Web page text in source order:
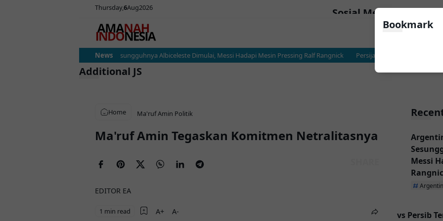
Thursday6Aug2026 Sosial Media
News
Argentina vs Austria: Ujian Sesungguhnya Albiceleste Dimulai, Messi Hadapi Mesin Pressing Ralf Rangnick Persija vs Persib Terancam
Home Ma'ruf Amin Politik
Ma'ruf Amin Tegaskan Komitmen Netralitasnya
EDITOR EA
1 min read
Argentina vs
Sesungguhnya
Messi Hadapi
Austria
Persija vs Persib
Bookmark
Additional JS